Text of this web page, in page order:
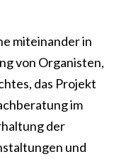
miteinander in
von Organisten,
das Projekt
im
der
und